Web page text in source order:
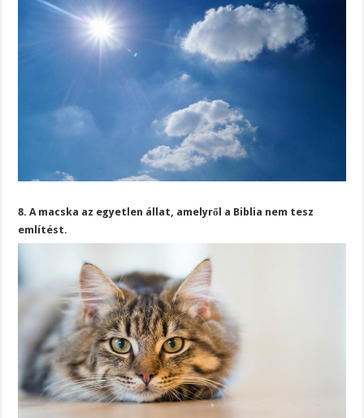
8. A macska az egyetlen állat, amelyről a Biblia nem tesz
említést.